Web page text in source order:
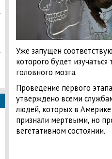
Уже запущен
которого будет
головного мозга.
Проведение первого
утверждено всеми
людей, которых в
признали мертвыми, но
вегетативном состоянии.